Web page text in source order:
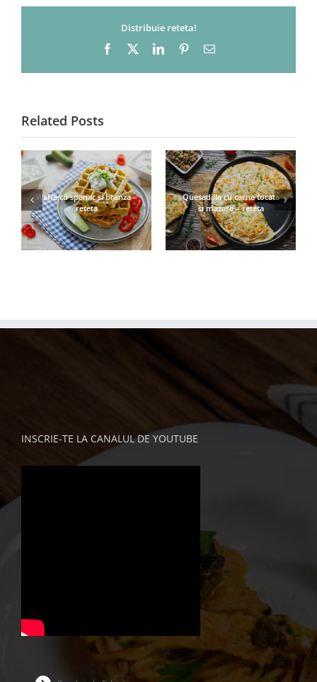
Distribuie reteta!
Facebook LinkedInPinterestEmail
Related Posts
Waffe cu spanac si branza –
reteta
Quesadilla cu carne tocata
si mazare – reteta
INSCRIE-TE LA CANALUL DE YOUTUBE